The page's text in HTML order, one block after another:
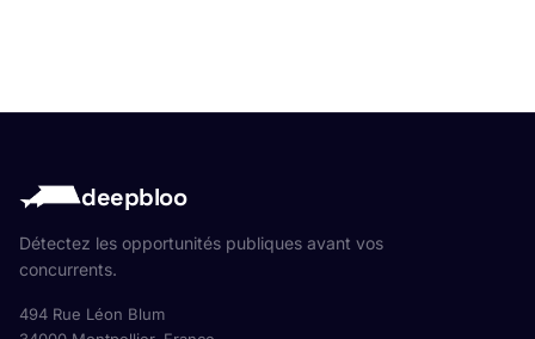
deepbloo
Détectez les opportunités publiques avant vos
concurrents.
494 Rue Léon Blum